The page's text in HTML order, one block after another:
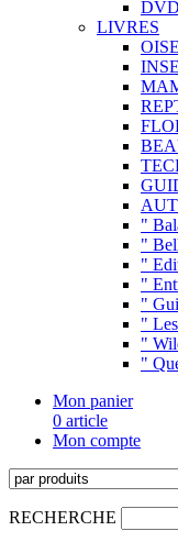
LIVRES
"
"
"
"
"
"
"
"
Mon panier
0 article
Mon compte
RECHERCHE